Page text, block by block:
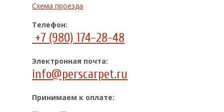
Схема проезда
Телефон:
+7 (980) 174-28-48
Электронная почта:
info@perscarpet.ru
Принимаем к оплате: